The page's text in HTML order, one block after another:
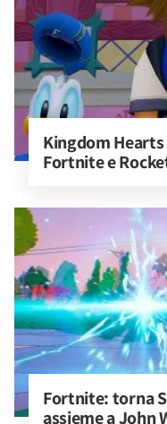
Kingdom
Fortnite e
Fortnite: torna
assieme a John